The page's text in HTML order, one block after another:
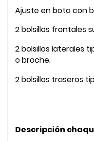
Ajuste en bota con
2 bolsillos frontales
2 bolsillos laterales
o broche.
2 bolsillos traseros
Descripción